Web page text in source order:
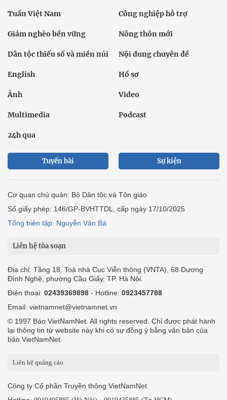
Tuần Việt Nam Công nghiệp hỗ trợ
Giảm nghèo bền vững Nông thôn mới
Dân tộc thiểu số và miền núi Nội dung chuyên đề
English Hồ sơ
Ảnh Video
Multimedia Podcast
24h qua
Tuyến bài Sự kiện
Cơ quan chủ quản: Bộ Dân tộc và Tôn giáo
Số giấy phép: 146/GP-BVHTTDL, cấp ngày 17/10/2025
Tổng biên tập: Nguyễn Văn Bá
Liên hệ tòa soạn
Địa chỉ: Tầng 18, Toà nhà Cục Viễn thông (VNTA), 68 Dương
Đình Nghệ, phường Cầu Giấy, TP. Hà Nội.
Điện thoại: 02439369898 - Hotline: 0923457788
Email: vietnamnet@vietnamnet.vn
© 1997 Báo VietNamNet. All rights reserved. Chỉ được phát hành
lại thông tin từ website này khi có sự đồng ý bằng văn bản của
báo VietNamNet.
Liên hệ quảng cáo
Công ty Cổ phần Truyền thông VietNamNet